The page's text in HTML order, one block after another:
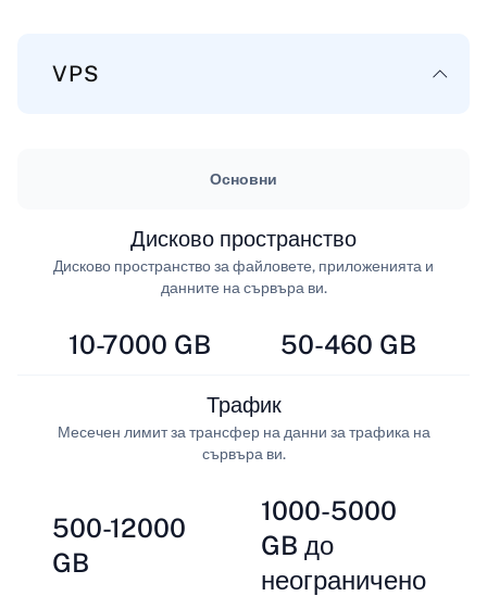
VPS
Основни
10-7000 GB
Дисково пространство
Дисково пространство за файловете, приложенията и
данните на сървъра ви.
50-460 GB
500-12000
GB
Трафик
Месечен лимит за трансфер на данни за трафика на
сървъра ви.
1000-5000
GB до
неограничено